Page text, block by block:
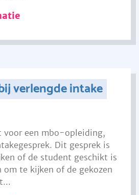
verlengde intake
voor een mbo-opleiding,
Dit gesprek is
of de student geschikt is
om te kijken of de gekozen